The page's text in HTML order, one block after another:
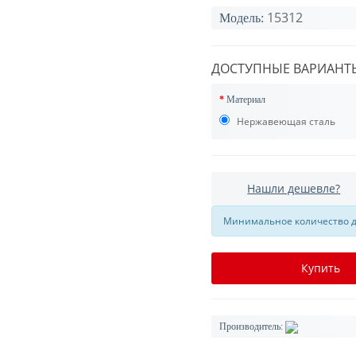
Модель: 15312
ДОСТУПНЫЕ
Материал
Нержавеющая сталь
Нашли дешевле?
Минимальное количество
Купить
Производитель: